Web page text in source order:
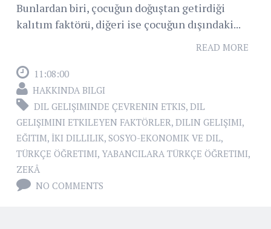
Bunlardan biri, çocuğun doğuştan getirdiği
kalıtım faktörü, diğeri ise çocuğun dışındaki...
READ MORE
11:08:00
HAKKINDA BILGI
DIL GELIŞIMINDE ÇEVRENIN ETKIS, DIL
GELIŞIMINI ETKILEYEN FAKTÖRLER, DILIN GELIŞIMI,
EĞITIM, İKI DILLILIK, SOSYO-EKONOMIK VE DIL,
TÜRKÇE ÖĞRETIMI, YABANCILARA TÜRKÇE ÖĞRETIMI,
ZEKÂ
NO COMMENTS